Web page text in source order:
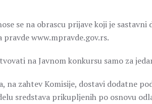
se na obrascu prijave koji je
www.mpravde.gov.rs.
na Javnom konkursu samo za
na zahtev Komisije, dostavi dodatne
sredstava prikupljenih po osnovu